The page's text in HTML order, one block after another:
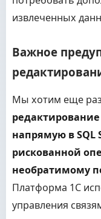
извлеченных
Важное
Мы хотим еще
напрямую в SQL
рискованной
необратимому
Платформа 1С
управления